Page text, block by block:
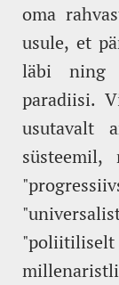
oma
usule, et
läbi ning
paradiisi.
usutavalt
süsteemil,
"poliitiliselt